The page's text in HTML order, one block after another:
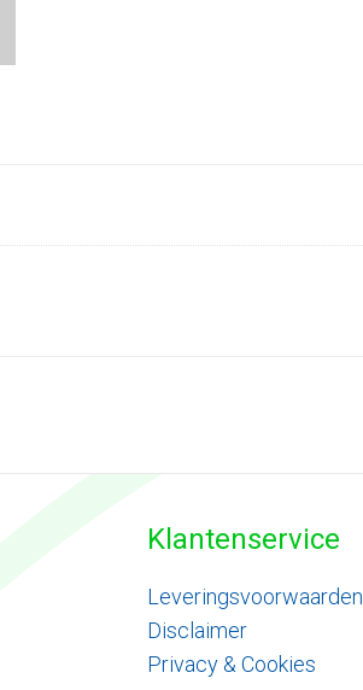
Klantenservice
Leveringsvoorwaarden
Disclaimer
Privacy & Cookies